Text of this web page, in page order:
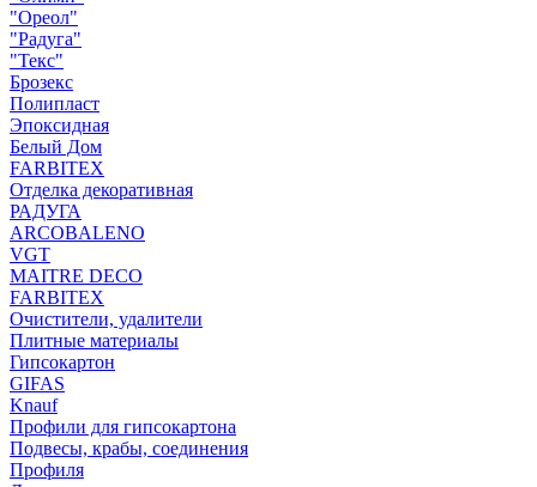
"Ореол"
"Радуга"
"Текс"
Брозекс
Полипласт
Эпоксидная
Белый Дом
FARBITEX
Отделка декоративная
РАДУГА
ARCOBALENO
VGT
MAITRE DECO
FARBITEX
Очистители, удалители
Плитные материалы
Гипсокартон
GIFAS
Knauf
Профили для гипсокартона
Подвесы, крабы, соединения
Профиля